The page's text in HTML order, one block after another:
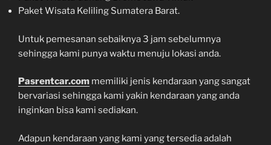
Paket Wisata Keliling Sumatera Barat.
Untuk pemesanan sebaiknya 3 jam sebelumnya
sehingga kami punya waktu menuju lokasi anda.
Pasrentcar.com memiliki jenis kendaraan yang sangat
bervariasi sehingga kami yakin kendaraan yang anda
inginkan bisa kami sediakan.
Adapun kendaraan yang kami yang tersedia adalah